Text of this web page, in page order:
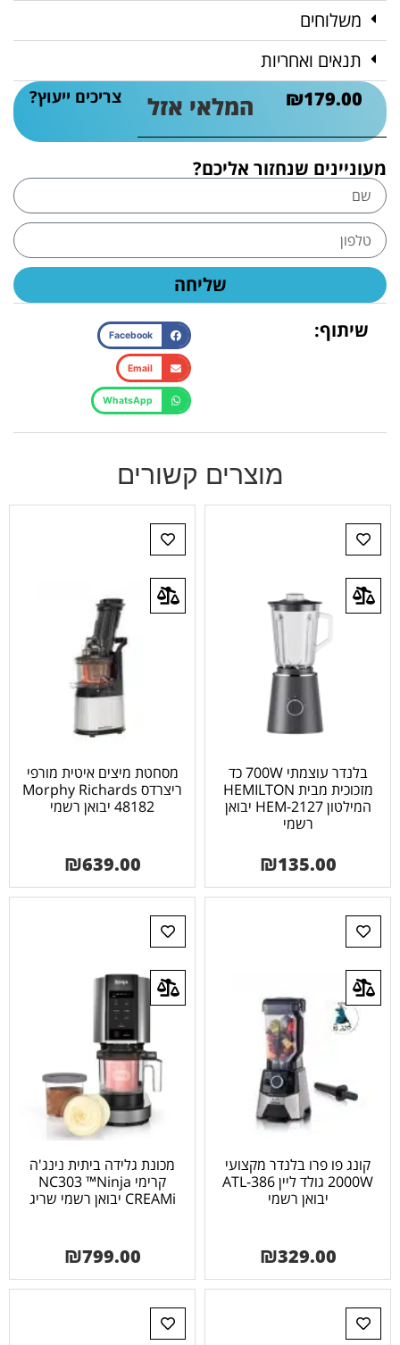
משלוחים
תנאים ואחריות
₪179.00 המלאי אזל צריכים ייעוץ?
מעוניינים שנחזור אליכם?
שליחה
שיתוף:
Facebook
Email
WhatsApp
מוצרים קשורים
בלנדר עוצמתי 700W כד
מזכוכית מבית HEMILTON
המילטון 2127-HEM יבואן
רשמי
₪135.00
מסחטת מיצים איטית מורפי
ריצרדס Morphy Richards
48182 יבואן רשמי
₪639.00
קונג פו פרו בלנדר מקצועי
2000W גולד ליין ATL-386
יבואן רשמי
₪329.00
מכונת גלידה ביתית נינג'ה
קרימי NC303 ™Ninja
CREAMi יבואן רשמי שריג
₪799.00